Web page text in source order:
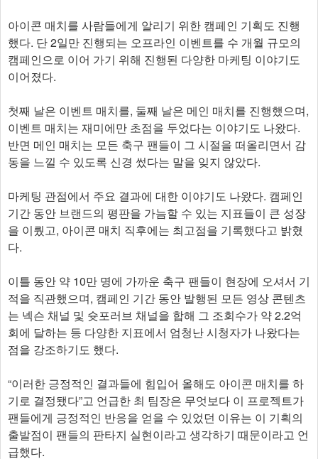
아이콘 매치를 사람들에게 알리기 위한 캠페인 기획도 진행
했다. 단 2일만 진행되는 오프라인 이벤트를 수 개월 규모의
캠페인으로 이어 가기 위해 진행된 다양한 마케팅 이야기도
이어졌다.
첫째 날은 이벤트 매치를, 둘째 날은 메인 매치를 진행했으며,
이벤트 매치는 재미에만 초점을 두었다는 이야기도 나왔다.
반면 메인 매치는 모든 축구 팬들이 그 시절을 떠올리면서 감
동을 느낄 수 있도록 신경 썼다는 말을 잊지 않았다.
마케팅 관점에서 주요 결과에 대한 이야기도 나왔다. 캠페인
기간 동안 브랜드의 평판을 가늠할 수 있는 지표들이 큰 성장
을 이뤘고, 아이콘 매치 직후에는 최고점을 기록했다고 밝혔
다.
이틀 동안 약 10만 명에 가까운 축구 팬들이 현장에 오셔서 기
적을 직관했으며, 캠페인 기간 동안 발행된 모든 영상 콘텐츠
는 넥슨 채널 및 슛포러브 채널을 합해 그 조회수가 약 2.2억
회에 달하는 등 다양한 지표에서 엄청난 시청자가 나왔다는
점을 강조하기도 했다.
“이러한 긍정적인 결과들에 힘입어 올해도 아이콘 매치를 하
기로 결정됐다”고 언급한 최 팀장은 무엇보다 이 프로젝트가
팬들에게 긍정적인 반응을 얻을 수 있었던 이유는 이 기획의
출발점이 팬들의 판타지 실현이라고 생각하기 때문이라고 언
급했다.